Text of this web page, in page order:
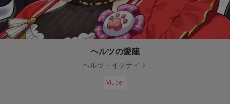
ヘルツの愛籠
ヘルツ・イグナイト
Vtuber